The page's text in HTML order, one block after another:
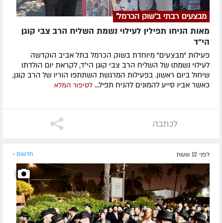
מבצעים רבתי ב'שוק הכרמל'
מאות הניחו תפילין לעילוי נשמת השליח הרב צבי קוגן
הי”ד
פעילות "מבצעים" מיוחדת בשוק הכרמל בתל אביב הוקדשה
לעילוי נשמתו של השליח הרב צבי קוגן הי"ד, לקראת יום הולדתו
שיחול ביום ראשון. בפעילות המרגשת השתתפו הוריו של הרב קוגן,
כאשר אביו סייע להמונים להניח תפיל... לסיפור המלא
לכתבה
לפני 12 שעות חדשות »